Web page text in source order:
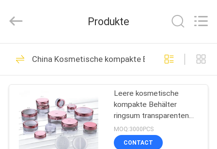
HAUS
PRODUKTE
ÜBER
UNS
Plastic
Rights
Luftlose
kosmetische
Flaschen
344
Produkte
China Kosmetische kompakte Behälter
Leere kosmetische
kompakte Behälter
ringsum transparenten
losen Pulver-
Plastikkasten 20g
MOQ:3000PCS
CONTACT